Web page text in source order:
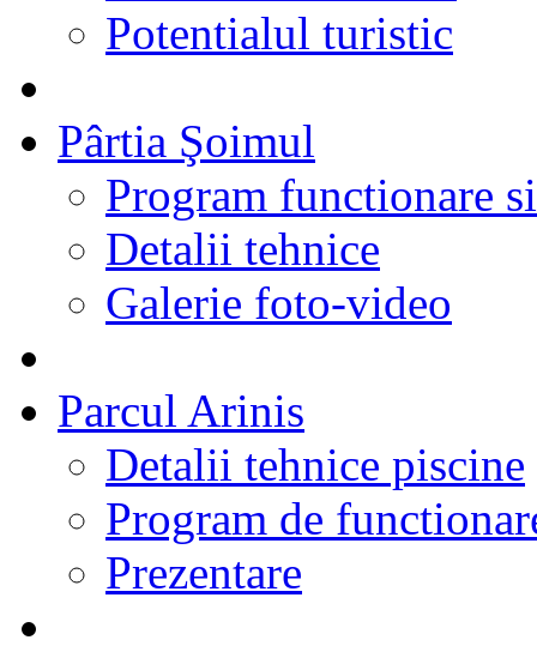
Potentialul turistic
Pârtia Şoimul
Program functionare
Detalii tehnice
Galerie foto-video
Parcul Arinis
Detalii tehnice piscine
Program de
Prezentare